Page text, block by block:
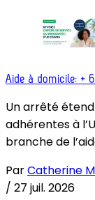
Aide à domicile: +
Un arrêté
adhérentes à
branche de
ParCatherine
/ 27 juil. 2026